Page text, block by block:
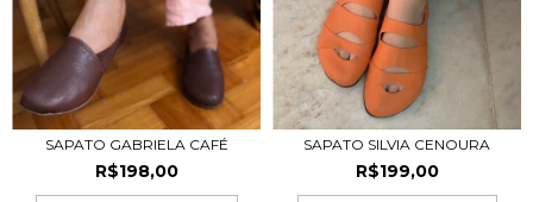
SAPATO GABRIELA CAFÉ
R$198,00
SAPATO SILVIA CENOURA
R$199,00